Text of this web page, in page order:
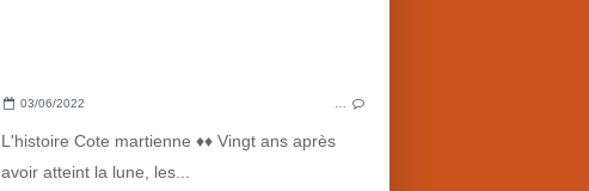
03/06/2022
L'histoire Cote martienne ♦♦ Vingt ans après
avoir atteint la lune, les...